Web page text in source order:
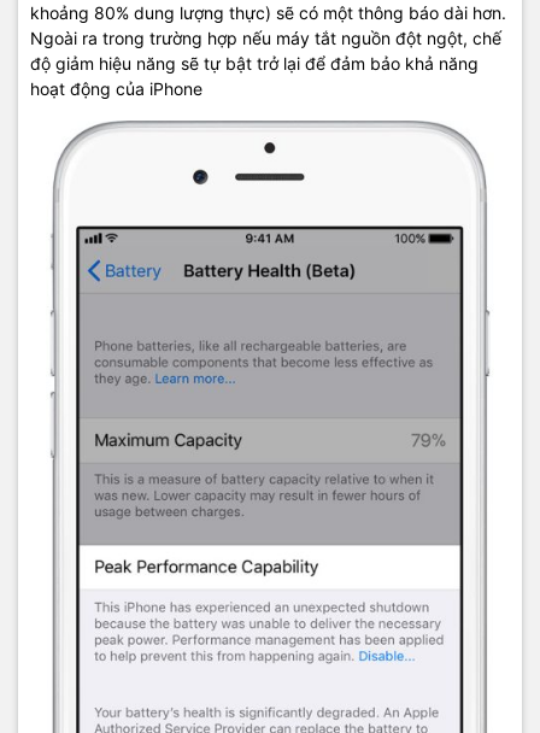
khoảng 80% dung lượng thực) sẽ có một thông báo dài hơn.
Ngoài ra trong trường hợp nếu máy tắt nguồn đột ngột, chế
độ giảm hiệu năng sẽ tự bật trở lại để đảm bảo khả năng
hoạt động của iPhone